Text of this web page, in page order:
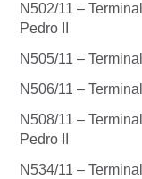
N502/11 –
Pedro II
N505/11 –
N506/11 –
N508/11 –
Pedro II
N534/11 –